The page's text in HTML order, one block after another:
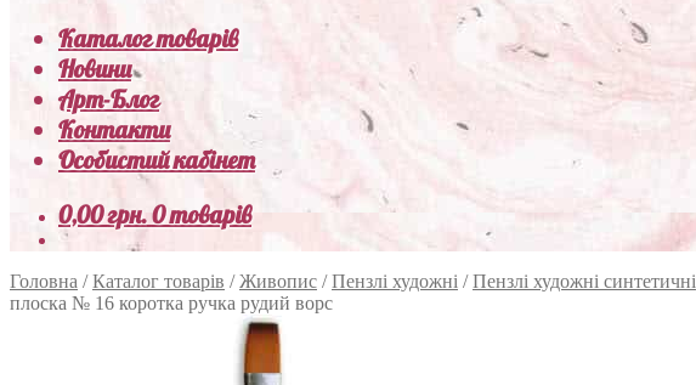
Каталог товарів
Новини
Арт-Блог
Контакти
Особистий кабінет
0,00грн.0 товарів
Головна /Каталог товарів /Живопис /Пензлі художні /Пензлі художні синтетичні
плоска № 16 коротка ручка рудий ворс